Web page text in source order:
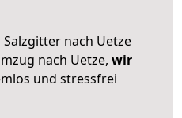
Salzgitter nach Uetze
nach Uetze, wir
und stressfrei